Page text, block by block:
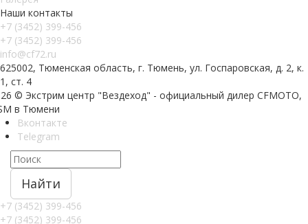
Наши контакты
+7 (3452) 399-456
+7 (3452) 399-456
info@cf72.ru
625002, Тюменская область, г. Тюмень, ул. Госпаровская, д. 2, к.
1, ст. 4
© Экстрим центр "Вездеход" - официальный дилер CFMOTO,
в Тюмени
Вконтакте
Telegram
Найти
+7 (3452) 399-456
+7 (3452) 399-456